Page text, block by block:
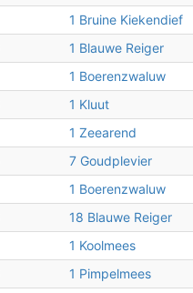
1 Bruine Kiekendief
1 Blauwe Reiger
1 Boerenzwaluw
1 Kluut
1 Zeearend
7 Goudplevier
1 Boerenzwaluw
18 Blauwe Reiger
1 Koolmees
1 Pimpelmees